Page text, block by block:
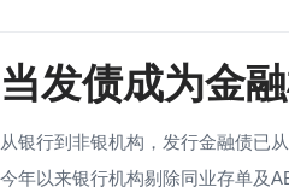
当发债成为金
从银行到非银机构，发行金融债已
今年以来银行机构剔除同业存单及